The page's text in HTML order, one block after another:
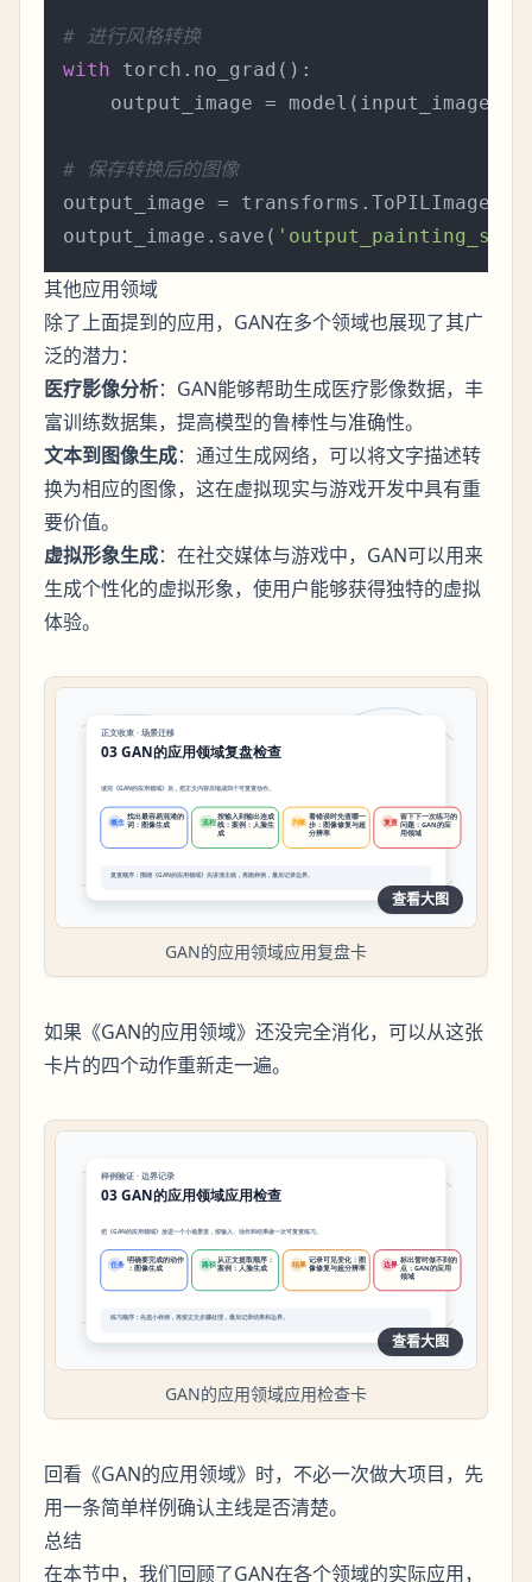
# 进行风格转换
with torch.no_grad():
    output_image = model(input_image)
# 保存转换后的图像
output_image =
output_image.save(
其他应用领域
除了上面提到的应用，GAN在多个领域也展现了其广
泛的潜力：
医疗影像分析：GAN能够帮助生成医疗影像数据，丰
富训练数据集，提高模型的鲁棒性与准确性。
文本到图像生成：通过生成网络，可以将文字描述转
换为相应的图像，这在虚拟现实与游戏开发中具有重
要价值。
虚拟形象生成：在社交媒体与游戏中，GAN可以用来
生成个性化的虚拟形象，使用户能够获得独特的虚拟
体验。
查看大图
GAN的应用领域应用复盘卡
如果《GAN的应用领域》还没完全消化，可以从这张
卡片的四个动作重新走一遍。
查看大图
GAN的应用领域应用检查卡
回看《GAN的应用领域》时，不必一次做大项目，先
用一条简单样例确认主线是否清楚。
总结
在本节中，我们回顾了GAN在各个领域的实际应用，